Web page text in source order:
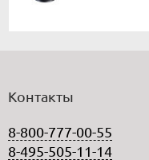
Контакты
8-800-777-00-55
8-495-505-11-14